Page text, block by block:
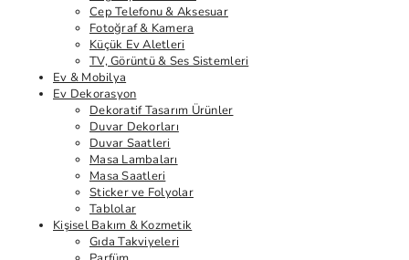
Cep Telefonu & Aksesuar
Fotoğraf & Kamera
Küçük Ev Aletleri
TV, Görüntü & Ses Sistemleri
Ev & Mobilya
Ev Dekorasyon
Dekoratif Tasarım Ürünler
Duvar Dekorları
Duvar Saatleri
Masa Lambaları
Masa Saatleri
Sticker ve Folyolar
Tablolar
Kişisel Bakım & Kozmetik
Gıda Takviyeleri